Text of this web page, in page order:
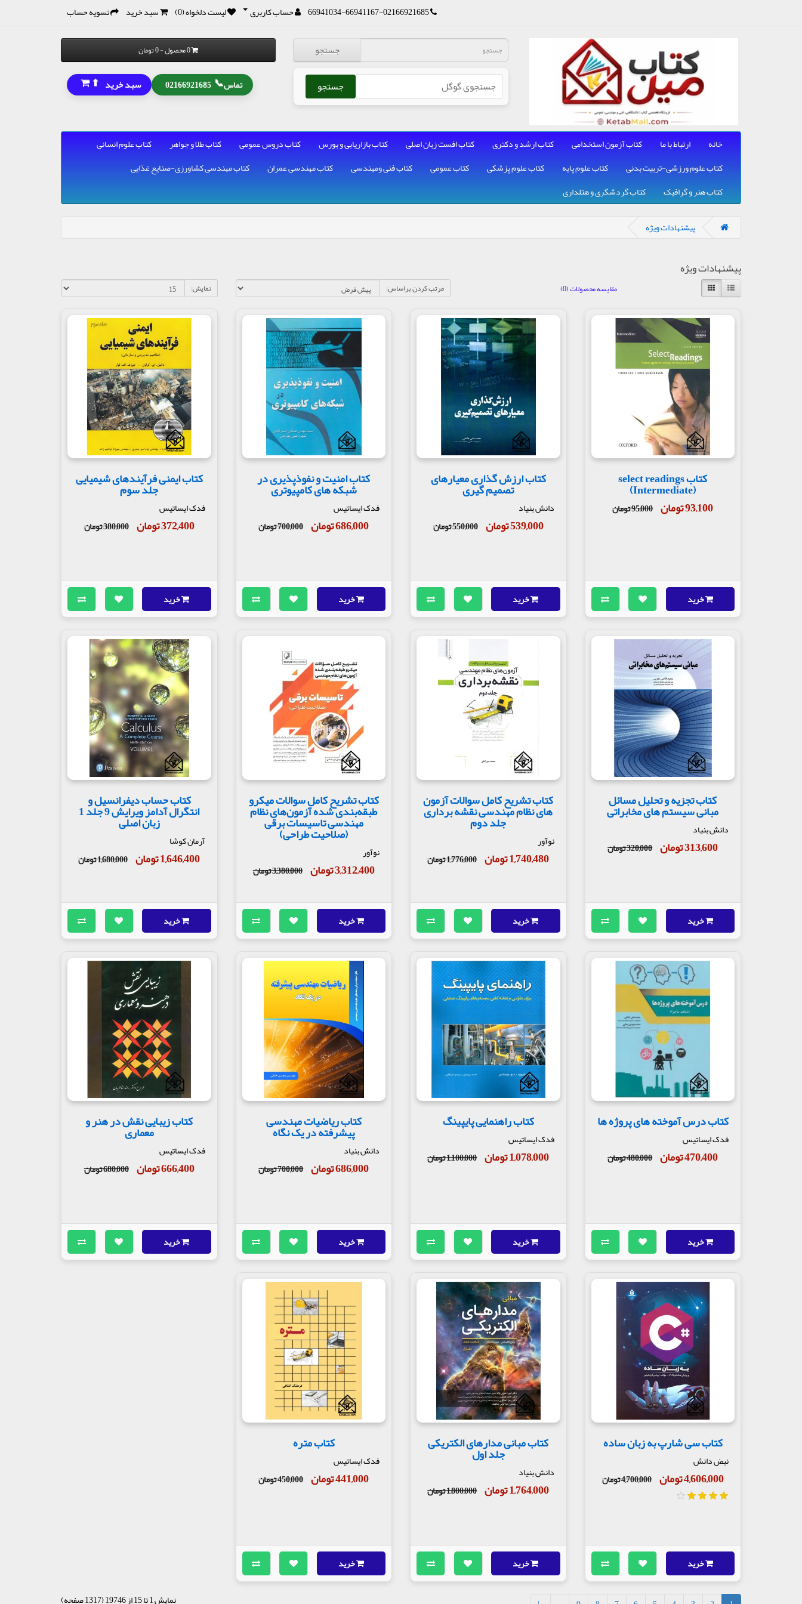
66941034-66941167-02166921685 حساب کاربری لیست دلخواه (0) سبد خرید تسویه حساب
جستجو
جستجو
0 محصول - 0 تومان
تماس📞
02166921685 سبد خرید ⬆
خانه ارتباط با ما کتاب آزمون استخدامی کتاب ارشد و دکتری کتاب افست زبان اصلی کتاب بازاریابی و بورس کتاب دروس عمومی کتاب طلا و جواهر
کتاب علوم انسانی
کتاب علوم ورزشی-تربیت بدنی
کتاب علوم پایه کتاب علوم پزشکی کتاب عمومی کتاب فنی ومهندسی کتاب مهندسی عمران
کتاب مهندسی کشاورزی-صنایع غذایی
کتاب هنر و گرافیک
کتاب گردشگری و هتلداری
پیشنهادات ویژه
پیشنهادات ویژه
مقایسه محصولات (0) مرتب کردن براساس: نمایش:
کتاب select readings
(Intermediate)
93,100 تومان
95,000 تومان
خرید
کتاب ارزش گذاری معیارهای
تصمیم گیری
دانش بنیاد
539,000 تومان 550,000 تومان
خرید
کتاب امنیت و نفوذپذیری در
شبکه های کامپیوتری
فدک ایساتیس
686,000 تومان 700,000 تومان
خرید
کتاب ایمنی فرآیندهای شیمیایی
جلد سوم
فدک ایساتیس
372,400 تومان 380,000 تومان
خرید
کتاب تجزیه و تحلیل مسائل
مبانی سیستم های مخابراتی
دانش بنیاد
313,600 تومان 320,000 تومان
خرید
کتاب تشریح کامل سوالات آزمون
های نظام مهندسی نقشه‌ برداری
جلد دوم
نوآور
1,740,480 تومان 1,776,000 تومان
خرید
کتاب تشریح کامل سوالات میکرو
طبقه‌بندی شده آزمون‌های نظام
مهندسی تاسیسات برقی
(صلاحیت طراحی)
نوآور
3,312,400 تومان 3,380,000 تومان
خرید
کتاب حساب دیفرانسیل و
انتگرال آدامز ویرایش 9 جلد 1
زبان اصلی
آرمان کوشا
1,646,400 تومان 1,680,000 تومان
خرید
کتاب درس آموخته های پروژه ها
فدک ایساتیس
470,400 تومان 480,000 تومان
خرید
کتاب راهنمایی پایپینگ
فدک ایساتیس
1,078,000 تومان 1,100,000 تومان
خرید
کتاب ریاضیات مهندسی
پیشرفته در یک نگاه
دانش بنیاد
686,000 تومان 700,000 تومان
خرید
کتاب زیبایی نقش در هنر و
معماری
فدک ایساتیس
666,400 تومان 680,000 تومان
خرید
کتاب سی شارپ به زبان ساده
نبض دانش
4,606,000 تومان 4,700,000 تومان
خرید
کتاب مبانی مدارهای الکتریکی
جلد اول
دانش بنیاد
1,764,000 تومان 1,800,000 تومان
خرید
کتاب متره
فدک ایساتیس
441,000 تومان 450,000 تومان
خرید
نمایش 1 تا 15 از 19746 (1317 صفحه)